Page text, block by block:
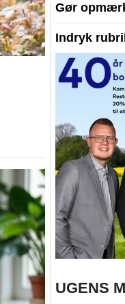
Gør
Indryk
UGENS